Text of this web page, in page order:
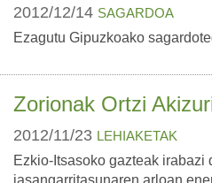
2012/12/14 SAGARDOA
Ezagutu Gipuzkoako
Zorionak Ortzi
2012/11/23 LEHIAKETAK
Ezkio-Itsasoko gazteak
jasangarritasunaren arloan